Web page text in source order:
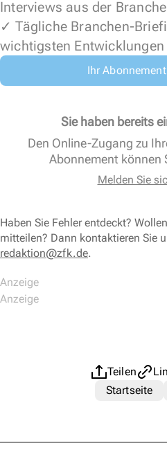
Interviews aus der Branche
✓ Tägliche Branchen-
wichtigsten Entwicklungen
Ihr
Sie haben bereits
Den Online-Zugang zu
Abonnement können
Melden Sie
Haben Sie Fehler entdeckt?
mitteilen? Dann kontaktieren Sie
redaktion@zfk.de.
Teilen
Startseite